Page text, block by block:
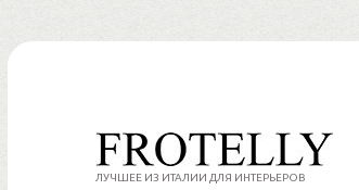
Skip
ЛУЧШЕЕ ИЗ ИТАЛИИ ДЛЯ ИНТЕРЬЕРОВ